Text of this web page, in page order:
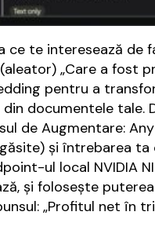
ce te interesează
„Care a fost
pentru a
documentele tale.
de Augmentare:
și întrebarea ta
ul local NVIDIA
și folosește
„Profitul net în